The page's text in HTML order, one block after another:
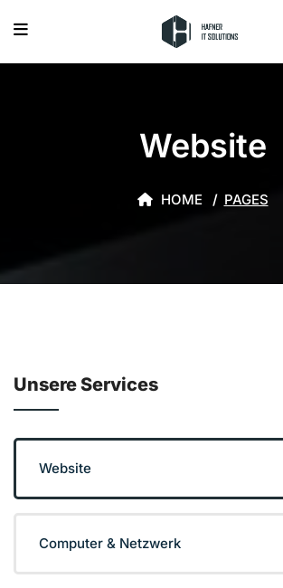
Website
HOME PAGES
Unsere Services
Website
Computer & Netzwerk